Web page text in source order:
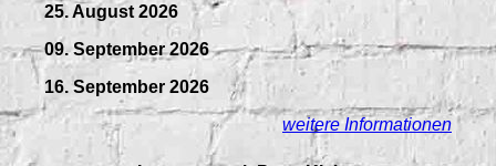
25. August 2026
09.September2026
16. September 2026
weitere Informationen